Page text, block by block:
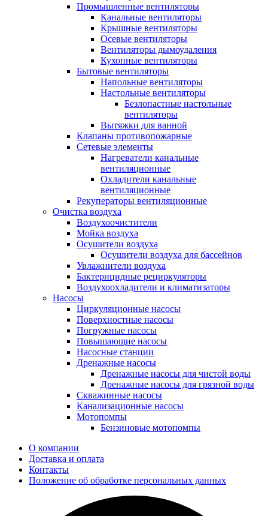
Промышленные вентиляторы
Канальные вентиляторы
Крышные вентиляторы
Осевые вентиляторы
Вентиляторы дымоудаления
Кухонные вентиляторы
Бытовые вентиляторы
Напольные вентиляторы
Настольные вентиляторы
Безлопастные настольные
вентиляторы
Вытяжки для ванной
Клапаны противопожарные
Сетевые элементы
Нагреватели канальные
вентиляционные
Охладители канальные
вентиляционные
Рекуператоры вентиляционные
Очистка воздуха
Воздухоочистители
Мойка воздуха
Осушители воздуха
Осушители воздуха для бассейнов
Увлажнители воздуха
Бактерицидные рециркуляторы
Воздухоохладители и климатизаторы
Насосы
Циркуляционные насосы
Поверхностные насосы
Погружные насосы
Повышающие насосы
Насосные станции
Дренажные насосы
Дренажные насосы для чистой воды
Дренажные насосы для грязной воды
Скважинные насосы
Канализационные насосы
Мотопомпы
Бензиновые мотопомпы
О компании
Доставка и оплата
Контакты
Положение об обработке персональных данных